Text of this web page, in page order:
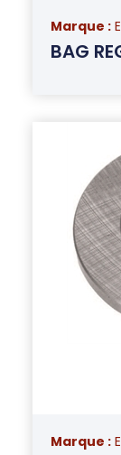
Marque :
BAG
Marque :